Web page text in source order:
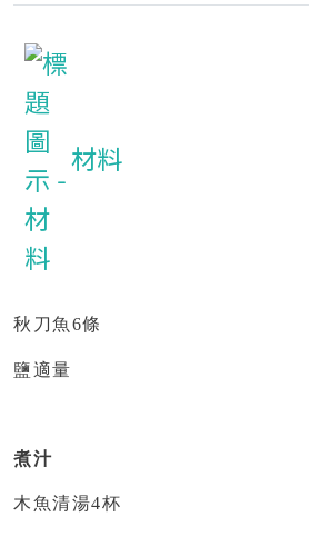
材料
秋刀魚 6條
鹽適量
煮汁
木魚清湯4杯